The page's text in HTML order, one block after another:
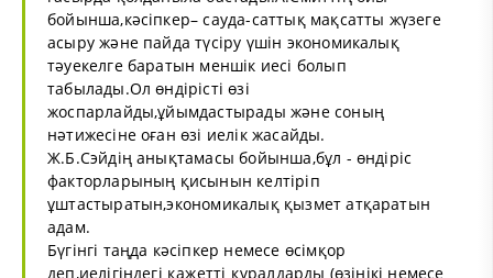
бойынша,кәсіпкер– сауда-саттық мақсатты жүзеге
асыру және пайда түсіру үшін экономикалық
тәуекелге баратын меншік иесі болып
табылады.Ол өндірісті өзі
жоспарлайды,ұйымдастырады және соның
нәтижесіне оған өзі иелік жасайды.
Ж.Б.Сэйдің анықтамасы бойынша,бұл - өндіріс
факторларының қисынын келтіріп
ұштастыратын,экономикалық қызмет атқаратын
адам.
Бүгінгі таңда кәсіпкер немесе өсімқор
деп,иелігіндегі қажетті құралдарды (өзінікі немесе